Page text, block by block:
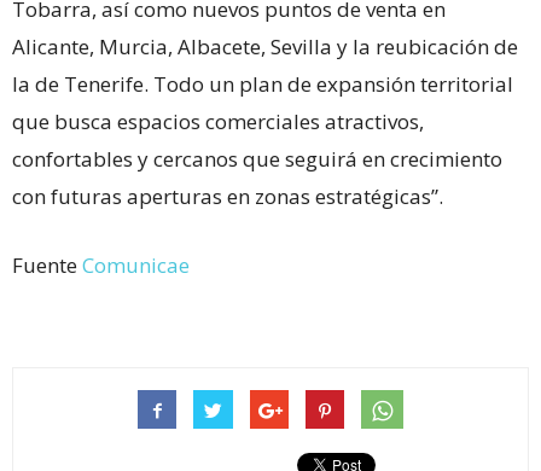
Tobarra, así como nuevos puntos de venta en
Alicante, Murcia, Albacete, Sevilla y la reubicación de
la de Tenerife. Todo un plan de expansión territorial
que busca espacios comerciales atractivos,
confortables y cercanos que seguirá en crecimiento
con futuras aperturas en zonas estratégicas”.
FuenteComunicae